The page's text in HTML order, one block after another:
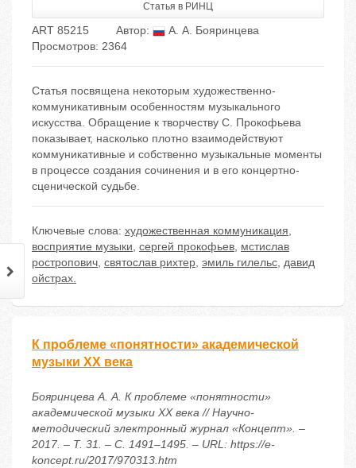
Статья в РИНЦ
ART 85215 Автор:
А. А. Бояринцева
Просмотров: 2364
Статья посвящена некоторым художественно-
коммуникативным особенностям музыкального
искусства. Обращение к творчеству С. Прокофьева
показывает, насколько плотно взаимодействуют
коммуникативные и собственно музыкальные моменты
в процессе создания сочинения и в его концертно-
сценической судьбе.
Ключевые слова: художественная коммуникация,
восприятие музыки, сергей прокофьев, мстислав
ростропович, святослав рихтер, эмиль гилельс, давид
ойстрах.
К проблеме «понятности» академической
музыки ХХ века
Бояринцева А. А. К проблеме «понятности»
академической музыки ХХ века // Научно-
методический электронный журнал «Концепт». –
2017. – Т. 31. – С. 1491–1495. – URL: https://e-
koncept.ru/2017/970313.htm